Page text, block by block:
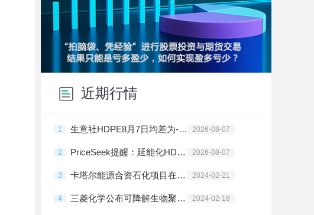
近期行情
1 生意社HDPE8月7日均差为-127.50元/吨 由负向扩大转为缩小 2026-08-07
2 PriceSeek提醒：延能化HDPE装置停车检修 2026-08-07
3 卡塔尔能源合资石化项目在拉斯拉凡投建 2024-02-21
4 三菱化学公布可降解生物聚酯树脂新材料 2024-02-18